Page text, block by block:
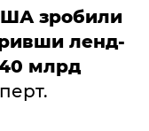
зробили
ленд-
40 млрд